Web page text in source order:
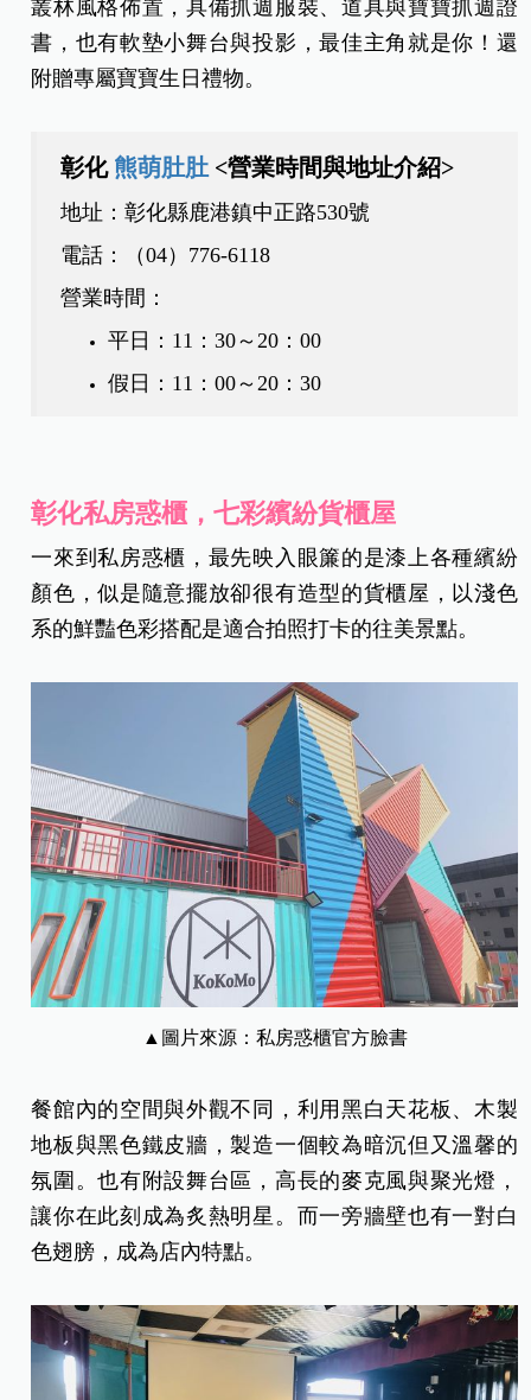
叢林風格佈置，具備抓週服裝、道具與寶寶抓週證
書，也有軟墊小舞台與投影，最佳主角就是你！還
附贈專屬寶寶生日禮物。
彰化 熊萌肚肚 <營業時間與地址介紹>
地址：彰化縣鹿港鎮中正路530號
電話：（04）776-6118
營業時間：
平日：11：30～20：00
假日：11：00～20：30
彰化私房惑櫃，七彩繽紛貨櫃屋
一來到私房惑櫃，最先映入眼簾的是漆上各種繽紛
顏色，似是隨意擺放卻很有造型的貨櫃屋，以淺色
系的鮮豔色彩搭配是適合拍照打卡的往美景點。
▲圖片來源：私房惑櫃官方臉書
餐館內的空間與外觀不同，利用黑白天花板、木製
地板與黑色鐵皮牆，製造一個較為暗沉但又溫馨的
氛圍。也有附設舞台區，高長的麥克風與聚光燈，
讓你在此刻成為炙熱明星。而一旁牆壁也有一對白
色翅膀，成為店內特點。